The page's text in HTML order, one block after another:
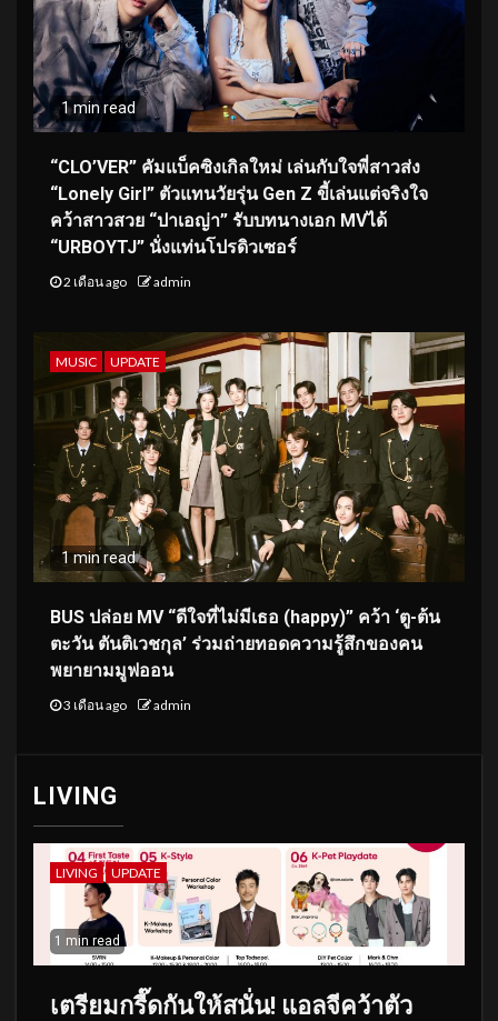
1 min read
“CLO’VER” คัมแบ็คซิงเกิลใหม่ เล่นกับใจพี่สาวส่ง
“Lonely Girl” ตัวแทนวัยรุ่น Gen Z ขี้เล่นแต่จริงใจ
คว้าสาวสวย “ปาเอญ่า” รับบทนางเอก MVได้
“URBOYTJ” นั่งแท่นโปรดิวเซอร์
2 เดือน ago admin
MUSIC UPDATE
1 min read
BUS ปล่อย MV “ดีใจที่ไม่มีเธอ (happy)” คว้า ‘ตู-ต้น
ตะวัน ตันติเวชกุล’ ร่วมถ่ายทอดความรู้สึกของคน
พยายามมูฟออน
3 เดือน ago admin
LIVING
LIVING UPDATE
1 min read
เตรียมกรี๊ดกันให้สนั่น! แอลจีคว้าตัว